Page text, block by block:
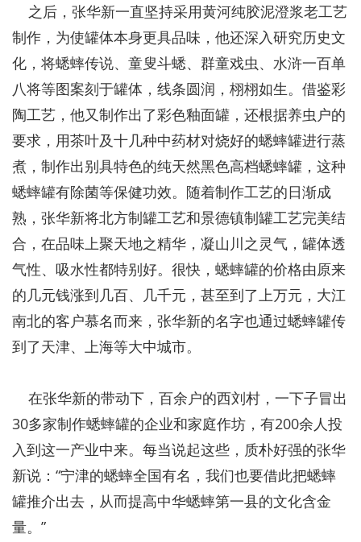
之后，张华新一直坚持采用黄河纯胶泥澄浆老工艺
制作，为使罐体本身更具品味，他还深入研究历史文
化，将蟋蟀传说、童叟斗蟋、群童戏虫、水浒一百单
八将等图案刻于罐体，线条圆润，栩栩如生。借鉴彩
陶工艺，他又制作出了彩色釉面罐，还根据养虫户的
要求，用茶叶及十几种中药材对烧好的蟋蟀罐进行蒸
煮，制作出别具特色的纯天然黑色高档蟋蟀罐，这种
蟋蟀罐有除菌等保健功效。随着制作工艺的日渐成
熟，张华新将北方制罐工艺和景德镇制罐工艺完美结
合，在品味上聚天地之精华，凝山川之灵气，罐体透
气性、吸水性都特别好。很快，蟋蟀罐的价格由原来
的几元钱涨到几百、几千元，甚至到了上万元，大江
南北的客户慕名而来，张华新的名字也通过蟋蟀罐传
到了天津、上海等大中城市。
在张华新的带动下，百余户的西刘村，一下子冒出
30多家制作蟋蟀罐的企业和家庭作坊，有200余人投
入到这一产业中来。每当说起这些，质朴好强的张华
新说：“宁津的蟋蟀全国有名，我们也要借此把蟋蟀
罐推介出去，从而提高中华蟋蟀第一县的文化含金
量。”